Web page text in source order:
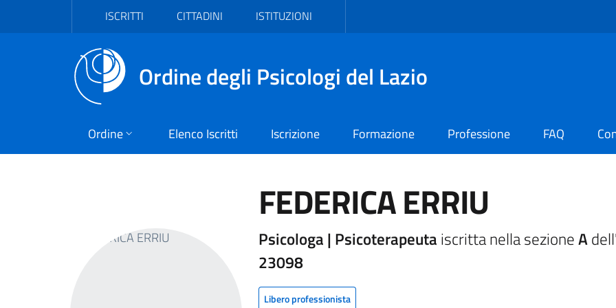
Vai al contenuto principale
ISCRITTI CITTADINI ISTITUZIONI
Ordine degli Psicologi del Lazio
Ordine Elenco Iscritti Iscrizione Formazione Professione FAQ
FEDERICA ERRIU
Psicologa | Psicoterapeuta iscritta nella sezioneA
23098
Libero professionista